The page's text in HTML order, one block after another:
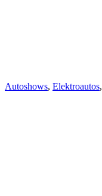
Autoshows, Elektroautos,